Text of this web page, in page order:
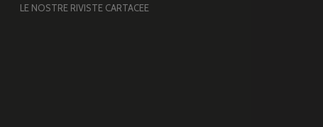
LE NOSTRE RIVISTE CARTACEE